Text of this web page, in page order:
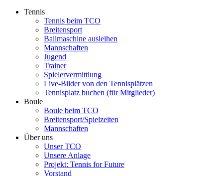
Tennis
Tennis beim TCO
Breitensport
Ballmaschine ausleihen
Mannschaften
Jugend
Trainer
Spielervermittlung
Live-Bilder von den Tennisplätzen
Tennisplatz buchen (für Mitglieder)
Boule
Boule beim TCO
Breitensport/Spielzeiten
Mannschaften
Über uns
Unser TCO
Unsere Anlage
Projekt: Tennis for Future
Vorstand